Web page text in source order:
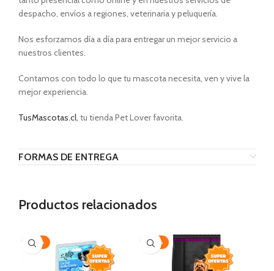
despacho, envíos a regiones, veterinaria y peluquería.
Nos esforzamos día a día para entregar un mejor servicio a
nuestros clientes.
Contamos con todo lo que tu mascota necesita, ven y vive la
mejor experiencia.
TusMascotas.cl, tu tienda Pet Lover favorita.
FORMAS DE ENTREGA
Productos relacionados
-20% -20%